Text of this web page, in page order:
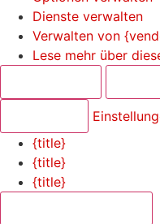
Dienste verwalten
Verwalten von
Lese mehr über
{title}
{title}
{title}